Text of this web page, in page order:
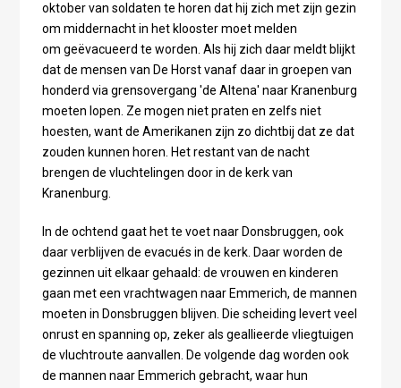
oktober van soldaten te horen dat hij zich met zijn gezin
om middernacht in het klooster moet melden
om geëvacueerd te worden. Als hij zich daar meldt blijkt
dat de mensen van De Horst vanaf daar in groepen van
honderd via grensovergang 'de Altena' naar Kranenburg
moeten lopen. Ze mogen niet praten en zelfs niet
hoesten, want de Amerikanen zijn zo dichtbij dat ze dat
zouden kunnen horen. Het restant van de nacht
brengen de vluchtelingen door in de kerk van
Kranenburg.
In de ochtend gaat het te voet naar Donsbruggen, ook
daar verblijven de evacués in de kerk. Daar worden de
gezinnen uit elkaar gehaald: de vrouwen en kinderen
gaan met een vrachtwagen naar Emmerich, de mannen
moeten in Donsbruggen blijven. Die scheiding levert veel
onrust en spanning op, zeker als geallieerde vliegtuigen
de vluchtroute aanvallen. De volgende dag worden ook
de mannen naar Emmerich gebracht, waar hun